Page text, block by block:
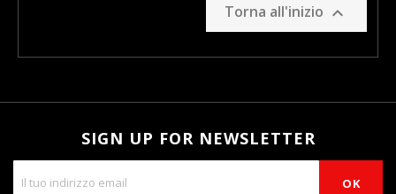
Torna all'inizio 
SIGN UP FOR NEWSLETTER